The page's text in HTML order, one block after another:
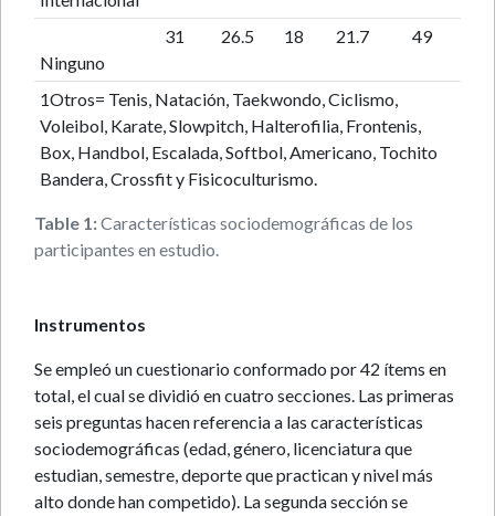
Table 1:Características sociodemográficas de los
participantes en estudio.
Ninguno
31 26.5 18 21.7 49
1Otros= Tenis, Natación, Taekwondo, Ciclismo,
Voleibol, Karate, Slowpitch, Halterofilia, Frontenis,
Box, Handbol, Escalada, Softbol, Americano, Tochito
Bandera, Crossfit y Fisicoculturismo.
Instrumentos
Se empleó un cuestionario conformado por 42 ítems en
total, el cual se dividió en cuatro secciones. Las primeras
seis preguntas hacen referencia a las características
sociodemográficas (edad, género, licenciatura que
estudian, semestre, deporte que practican y nivel más
alto donde han competido). La segunda sección se